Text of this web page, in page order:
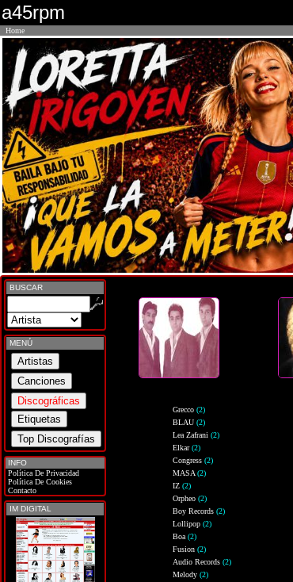
a45rpm
Home
BUSCAR
MENÚ
INFO
Política De Privacidad
Política De Cookies
Contacto
IM DIGITAL
Grecco (2)
BLAU (2)
Lea Zafrani (2)
Elkar(2)
Congress (2)
MASA (2)
IZ (2)
Orpheo (2)
Boy Records (2)
Lollipop (2)
Boa (2)
Fusion (2)
Audio Records (2)
Melody (2)